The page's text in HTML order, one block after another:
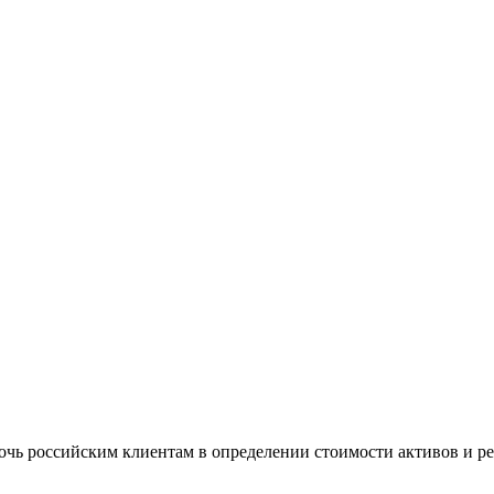
российским клиентам в определении стоимости активов и